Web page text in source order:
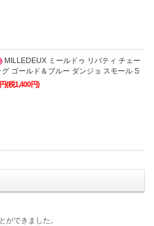
MILLEDEUX ミールドゥ リバティ チェー
グ ゴールド＆ブルー ダンジョ スモール S
(税1,400円)
ができました。